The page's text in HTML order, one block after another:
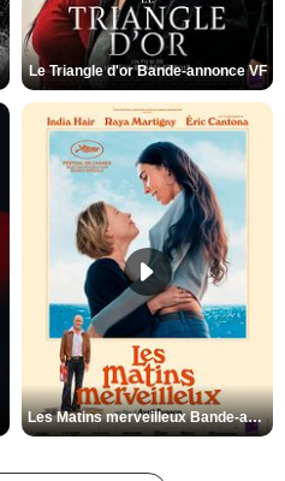
Le Triangle d'or Bande-annonce VF
Les Matins merveilleux Bande-annonce VF